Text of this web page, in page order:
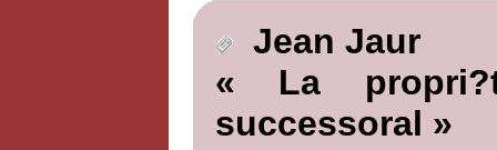
Jean Jaur
« La
successoral »